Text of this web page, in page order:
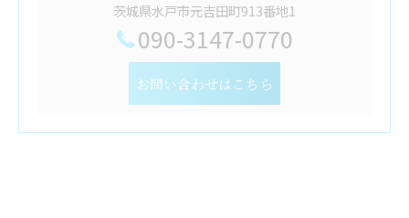
茨城県水戸市元吉田町913番地1
090-3147-0770
お問い合わせはこちら